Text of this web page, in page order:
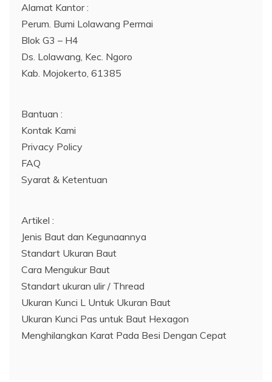
Alamat Kantor :
Perum. Bumi Lolawang Permai
Blok G3 – H4
Ds. Lolawang, Kec. Ngoro
Kab. Mojokerto, 61385
Bantuan :
Kontak Kami
Privacy Policy
FAQ
Syarat & Ketentuan
Artikel :
Jenis Baut dan Kegunaannya
Standart Ukuran Baut
Cara Mengukur Baut
Standart ukuran ulir / Thread
Ukuran Kunci L Untuk Ukuran Baut
Ukuran Kunci Pas untuk Baut Hexagon
Menghilangkan Karat Pada Besi Dengan Cepat